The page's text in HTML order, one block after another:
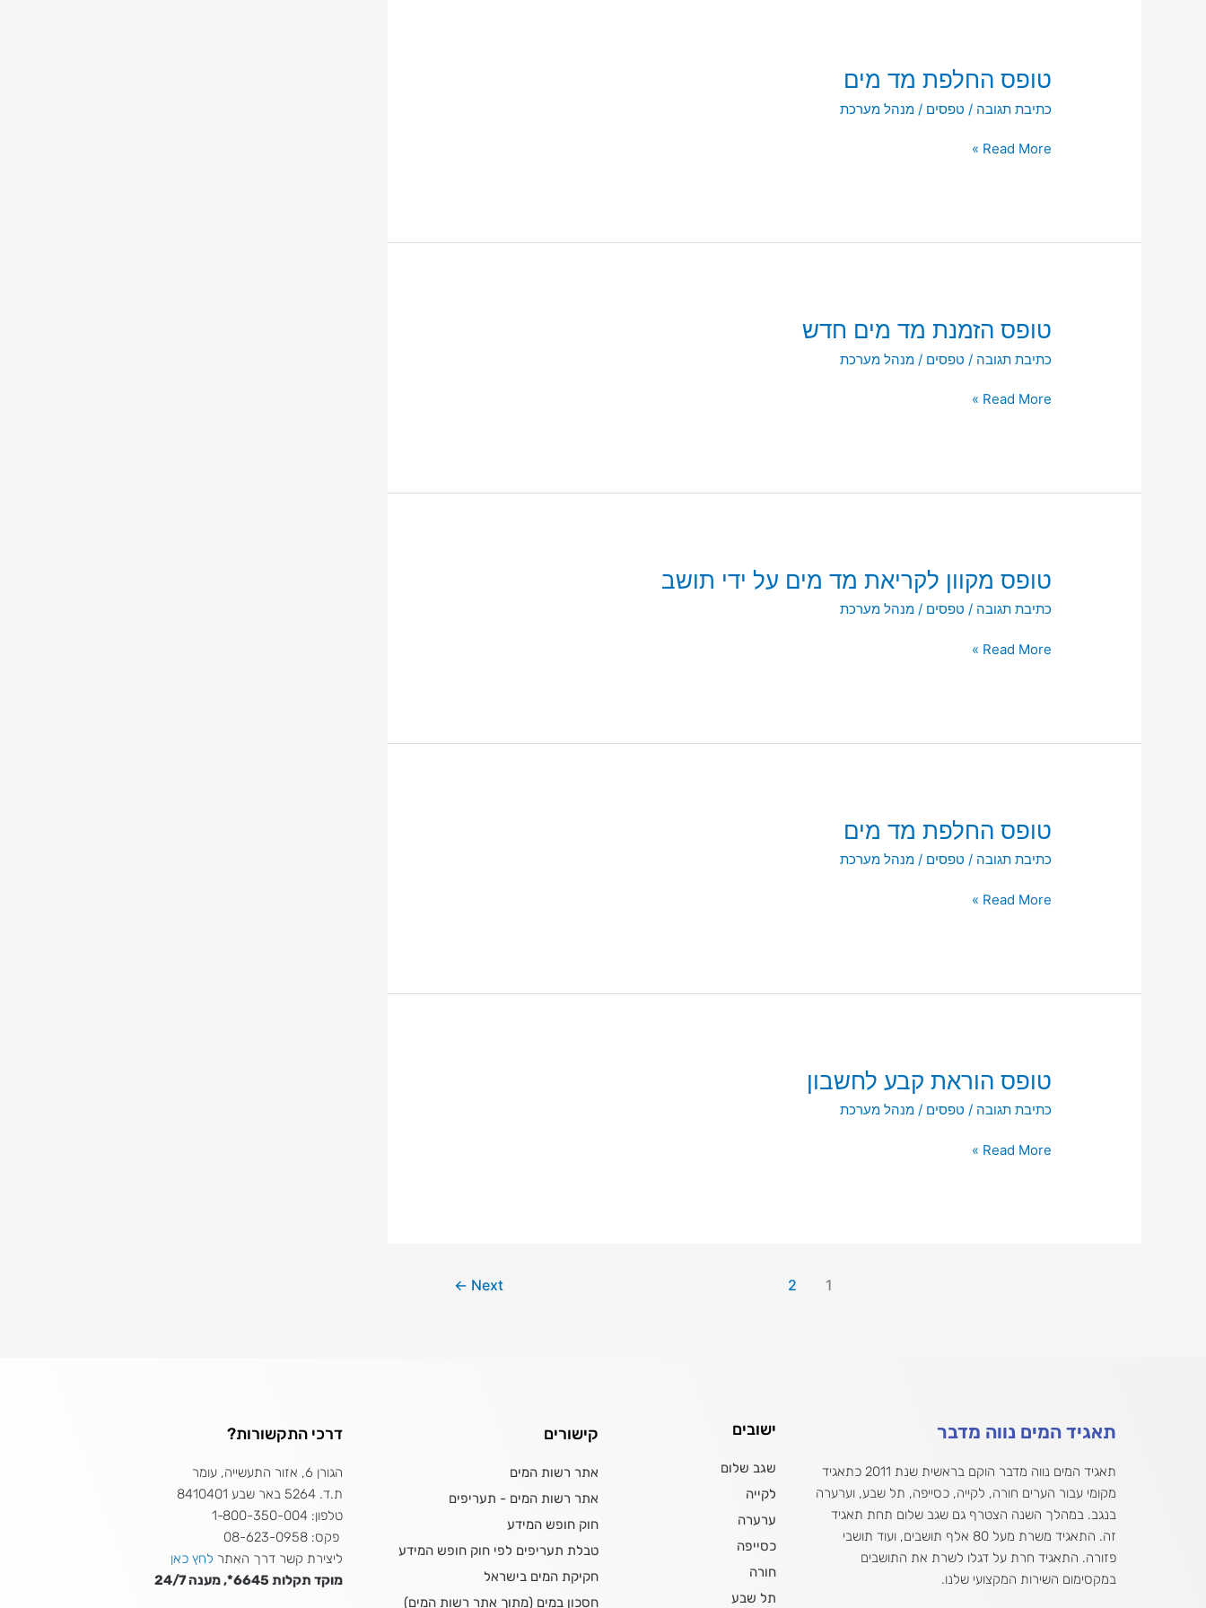
טופס החלפת מד מים
כתיבת תגובה / טפסים /מנהל מערכת
טופס
מד
Read More »
טופס הזמנת מד מים חדש
כתיבת תגובה / טפסים /מנהל מערכת
טופס
מד
Read More »
טופס מקוון לקריאת מד מים על ידי תושב
כתיבת תגובה / טפסים /מנהל מערכת
טופס
לקריאת
Read More »
טופס החלפת מד מים
כתיבת תגובה / טפסים /מנהל מערכת
טופס
מד
Read More »
טופס הוראת קבע לחשבון
כתיבת תגובה / טפסים /מנהל מערכת
טופס
קבע
Read More »
1
2
Next
←
תאגיד המים נווה מדבר
תאגיד המים נווה מדבר הוקם בראשית שנת 2011 כתאגיד
מקומי עבור הערים חורה, לקייה, כסייפה, תל שבע, וערערה
בנגב. במהלך השנה הצטרף גם שגב שלום תחת תאגיד
זה. התאגיד משרת מעל 80 אלף תושבים, ועוד תושבי
פזורה. התאגיד חרת על דגלו לשרת את התושבים
במקסימום השירות המקצועי שלנו.
ישובים
שגב שלום
לקייה
ערערה
כסייפה
חורה
תל שבע
קישורים
אתר רשות המים
אתר רשות המים - תעריפים
חוק חופש המידע
טבלת תעריפים לפי חוק חופש המידע
חקיקת המים בישראל
חסכון במים (מתוך אתר רשות המים)
דרכי התקשורות?
הגורן 6, אזור התעשייה, עומר
ת.ד. 5264 באר שבע 8410401
פקס: 08-623-0958
ליצירת קשר דרך האתר לחץ כאן
מוקד תקלות 6645*, מענה 24/7